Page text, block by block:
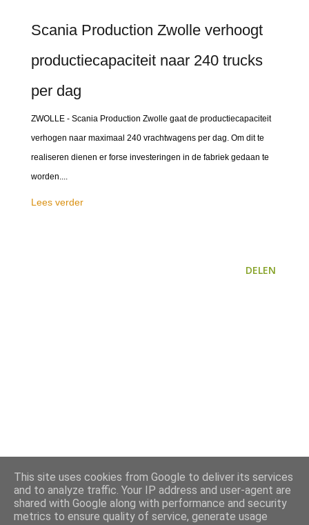
Scania Production Zwolle verhoogt
productiecapaciteit naar 240 trucks
per dag
ZWOLLE - Scania Production Zwolle gaat de productiecapaciteit
verhogen naar maximaal 240 vrachtwagens per dag. Om dit te
realiseren dienen er forse investeringen in de fabriek gedaan te
worden....
Lees verder
DELEN
This site uses cookies from Google to deliver its services
and to analyze traffic. Your IP address and user-agent are
shared with Google along with performance and security
metrics to ensure quality of service, generate usage